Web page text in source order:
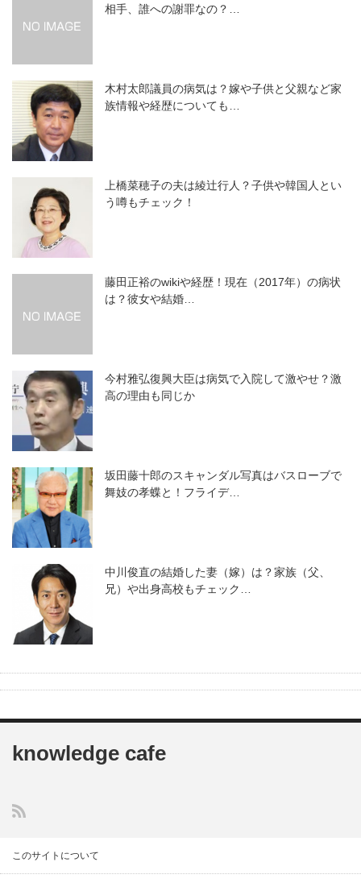
相手、誰への謝罪なの？…
木村太郎議員の病気は？嫁や子供と父親など家
族情報や経歴についても…
上橋菜穂子の夫は綾辻行人？子供や韓国人とい
う噂もチェック！
藤田正裕のwikiや経歴！現在（2017年）の病状
は？彼女や結婚…
今村雅弘復興大臣は病気で入院して激やせ？激
高の理由も同じか
坂田藤十郎のスキャンダル写真はバスローブで
舞妓の孝蝶と！フライデ…
中川俊直の結婚した妻（嫁）は？家族（父、
兄）や出身高校もチェック…
knowledge cafe
このサイトについて